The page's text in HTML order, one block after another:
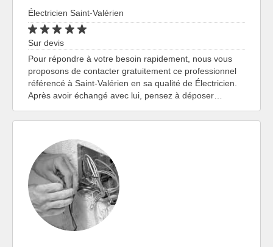
Électricien Saint-Valérien
Sur devis
Pour répondre à votre besoin rapidement, nous vous
proposons de contacter gratuitement ce professionnel
référencé à Saint-Valérien en sa qualité de Électricien.
Après avoir échangé avec lui, pensez à déposer…